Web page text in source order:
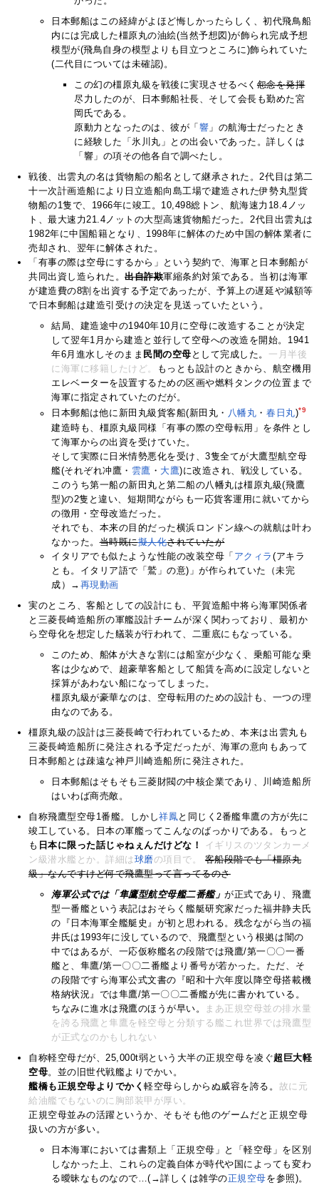
日本郵船はこの経緯がよほど悔しかったらしく、初代飛鳥船
内には完成した橿原丸の油絵(当然予想図)が飾られ完成予想
模型が(飛鳥自身の模型よりも目立つところに)飾られていた
(二代目については未確認)。
この幻の橿原丸級を戦後に実現させるべく怨念を発揮
尽力したのが、日本郵船社長、そして会長も勤めた宮
岡氏である。
原動力となったのは、彼が「 響 」の航海士だったとき
に経験した「氷川丸」との出会いであった。詳しくは
「響」の項その他各自で調べたし。
戦後、出雲丸の名は貨物船の船名として継承された。2代目は第二
十一次計画造船により日立造船向島工場で建造された伊勢丸型貨
物船の1隻で、1966年に竣工。10,498総トン、航海速力18.4ノッ
ト、最大速力21.4ノットの大型高速貨物船だった。2代目出雲丸は
1982年に中国船籍となり、1998年に解体のため中国の解体業者に
売却され、翌年に解体された。
「有事の際は空母にするから」という契約で、海軍と日本郵船が
共同出資し造られた。出自詐欺軍縮条約対策である。当初は海軍
が建造費の8割を出資する予定であったが、予算上の遅延や減額等
で日本郵船は建造引受けの決定を見送っていたという。
結局、建造途中の1940年10月に空母に改造することが決定
して翌年1月から建造と並行して空母への改造を開始。1941
年6月進水しそのまま 民間の空母 として完成した。 一月半後
に海軍に移籍したけど。
もっとも設計のときから、航空機用
エレベーターを設置するための区画や燃料タンクの位置まで
海軍に指定されていたのだが。
日本郵船は他に新田丸級貨客船(新田丸・ 八幡丸 ・ 春日丸)*9
建造時も、橿原丸級同様「有事の際の空母転用」を条件とし
て海軍からの出資を受けていた。
そして実際に日米情勢悪化を受け、3隻全てが大鷹型航空母
艦(それぞれ冲鷹・ 雲鷹 ・ 大鷹)に改造され、戦没している。
このうち第一船の新田丸と第二船の八幡丸は橿原丸級(飛鷹
型)の2隻と違い、短期間ながらも一応貨客運用に就いてから
の徴用・空母改造だった。
それでも、本来の目的だった横浜ロンドン線への就航は叶わ
なかった。当時既に擬人化されていたが
イタリアでも似たような性能の改装空母「 アクィラ (アキラ
とも。イタリア語で「鷲」の意)」が作られていた（未完
成）→ 再現動画
実のところ、客船としての設計にも、平賀造船中将ら海軍関係者
と三菱長崎造船所の軍艦設計チームが深く関わっており、最初か
ら空母化を想定した艤装が行われて、二重底にもなっている。
このため、船体が大きな割には船室が少なく、乗船可能な乗
客は少なめで、超豪華客船として船賃を高めに設定しないと
採算があわない船になってしまった。
橿原丸級が豪華なのは、空母転用のための設計も、一つの理
由なのである。
橿原丸級の設計は三菱長崎で行われているため、本来は出雲丸も
三菱長崎造船所に発注される予定だったが、海軍の意向もあって
日本郵船とは疎遠な神戸川崎造船所に発注された。
日本郵船はそもそも三菱財閥の中核企業であり、川崎造船所
はいわば商売敵。
自称飛鷹型空母1番艦。しかし祥鳳と同じく2番艦隼鷹の方が先に
竣工している。日本の軍艦ってこんなのばっかりである。もっと
も 日本に限った話じゃねぇんだけどな！
イギリスのツタンカーメ
ン級潜水艦とか。詳細は球磨の項目で。
客船段階でも「橿原丸
級」なんですけど何で飛鷹型って言ってるのさ
海軍公式では「隼鷹型航空母艦二番艦」が正式であり、飛鷹
型一番艦という表記はおそらく艦艇研究家だった福井静夫氏
の『日本海軍全艦艇史』が初と思われる。残念ながら当の福
井氏は1993年に没しているので、飛鷹型という根拠は闇の
中ではあるが、一応仮称艦名の段階では飛鷹/第一〇〇一番
艦と、隼鷹/第一〇〇二番艦より番号が若かった。ただ、そ
の段階ですら海軍公式文書の『昭和十六年度以降空母搭載機
格納状況』では隼鷹/第一〇〇二番艦が先に書かれている。
ちなみに進水は飛鷹のほうが早い。
まあ正規空母並の排水量
を誇る飛鷹と隼鷹を軽空母と分類する艦これ世界では飛鷹型
が正式なのかもしれない
自称軽空母だが、25,000t弱という大半の正規空母を凌ぐ超巨大軽
空母。並の旧世代戦艦よりでかい。
艦橋も正規空母よりでかく軽空母らしからぬ威容を誇る。 故に元
給油艦でもないのに胸部装甲が厚い。
正規空母並みの活躍というか、そもそも他のゲームだと正規空母
扱いの方が多い。
日本海軍においては書類上「正規空母」と「軽空母」を区別
しなかった上、これらの定義自体が時代や国によっても変わ
る曖昧なものなので…(→詳しくは雑学の正規空母を参照)。